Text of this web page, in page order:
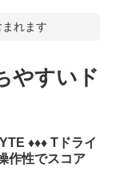
れます
やすいド
♦♦♦ Tドライ
作性でスコア